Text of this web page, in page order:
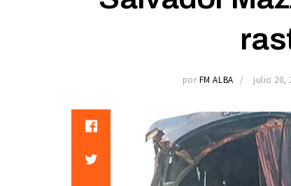
por FM ALBA julio 20,